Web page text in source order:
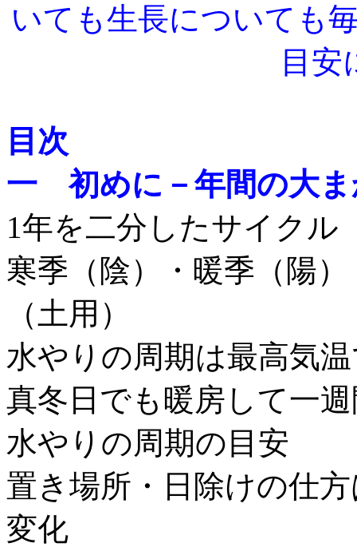
いても生長についても
目安
目次
一 初めに－年間の大ま
1年を二分したサイクル
寒季（陰）・暖季（陽
（土用）
水やりの周期は最高気
真冬日でも暖房して一
水やりの周期の目安
置き場所・日除けの仕
変化